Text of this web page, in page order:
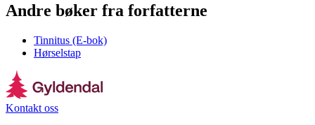
Andre bøker fra forfatterne
Tinnitus (E-bok)
Hørselstap
Kontakt oss